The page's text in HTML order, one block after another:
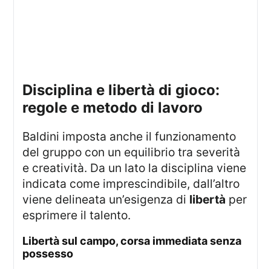
disciplina e libertà di gioco:
regole e metodo di lavoro
Baldini imposta anche il funzionamento
del gruppo con un equilibrio tra severità
e creatività. Da un lato la disciplina viene
indicata come imprescindibile, dall’altro
viene delineata un’esigenza di libertà per
esprimere il talento.
libertà sul campo, corsa immediata senza
possesso